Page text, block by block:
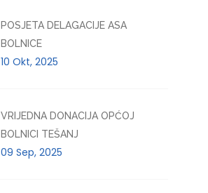
POSJETA DELAGACIJE ASA
BOLNICE
10 Okt, 2025
VRIJEDNA DONACIJA OPĆOJ
BOLNICI TEŠANJ
09 Sep, 2025